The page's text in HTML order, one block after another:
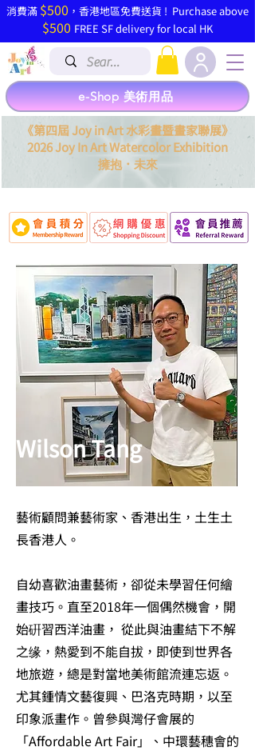
​消費滿 $500 ，香港地區免費送貨 ! Purchase above
$500 FREE SF delivery for local HK
《第四屆 Joy in Art 水彩畫暨畫家聯展》
2026 Joy In Art Watercolor Exhibition
擁抱． 未來
e-Shop 美術用品
Wilson Tang
藝術顧問兼藝術家、香港出生，土生土
長香港人。
自幼喜歡油畫藝術，卻從未學習任何繪
畫技巧。直至2018年一個偶然機會，開
始硏習西洋油畫， 從此與油畫結下不解
之缘，熱愛到不能自拔，即使到世界各
地旅遊，總是對當地美術館流連忘返。
尤其鍾情文藝復興、巴洛克時期，以至
印象派畫作。曾參與灣仔會展的
「Affordable Art Fair」、中環藝穗會的